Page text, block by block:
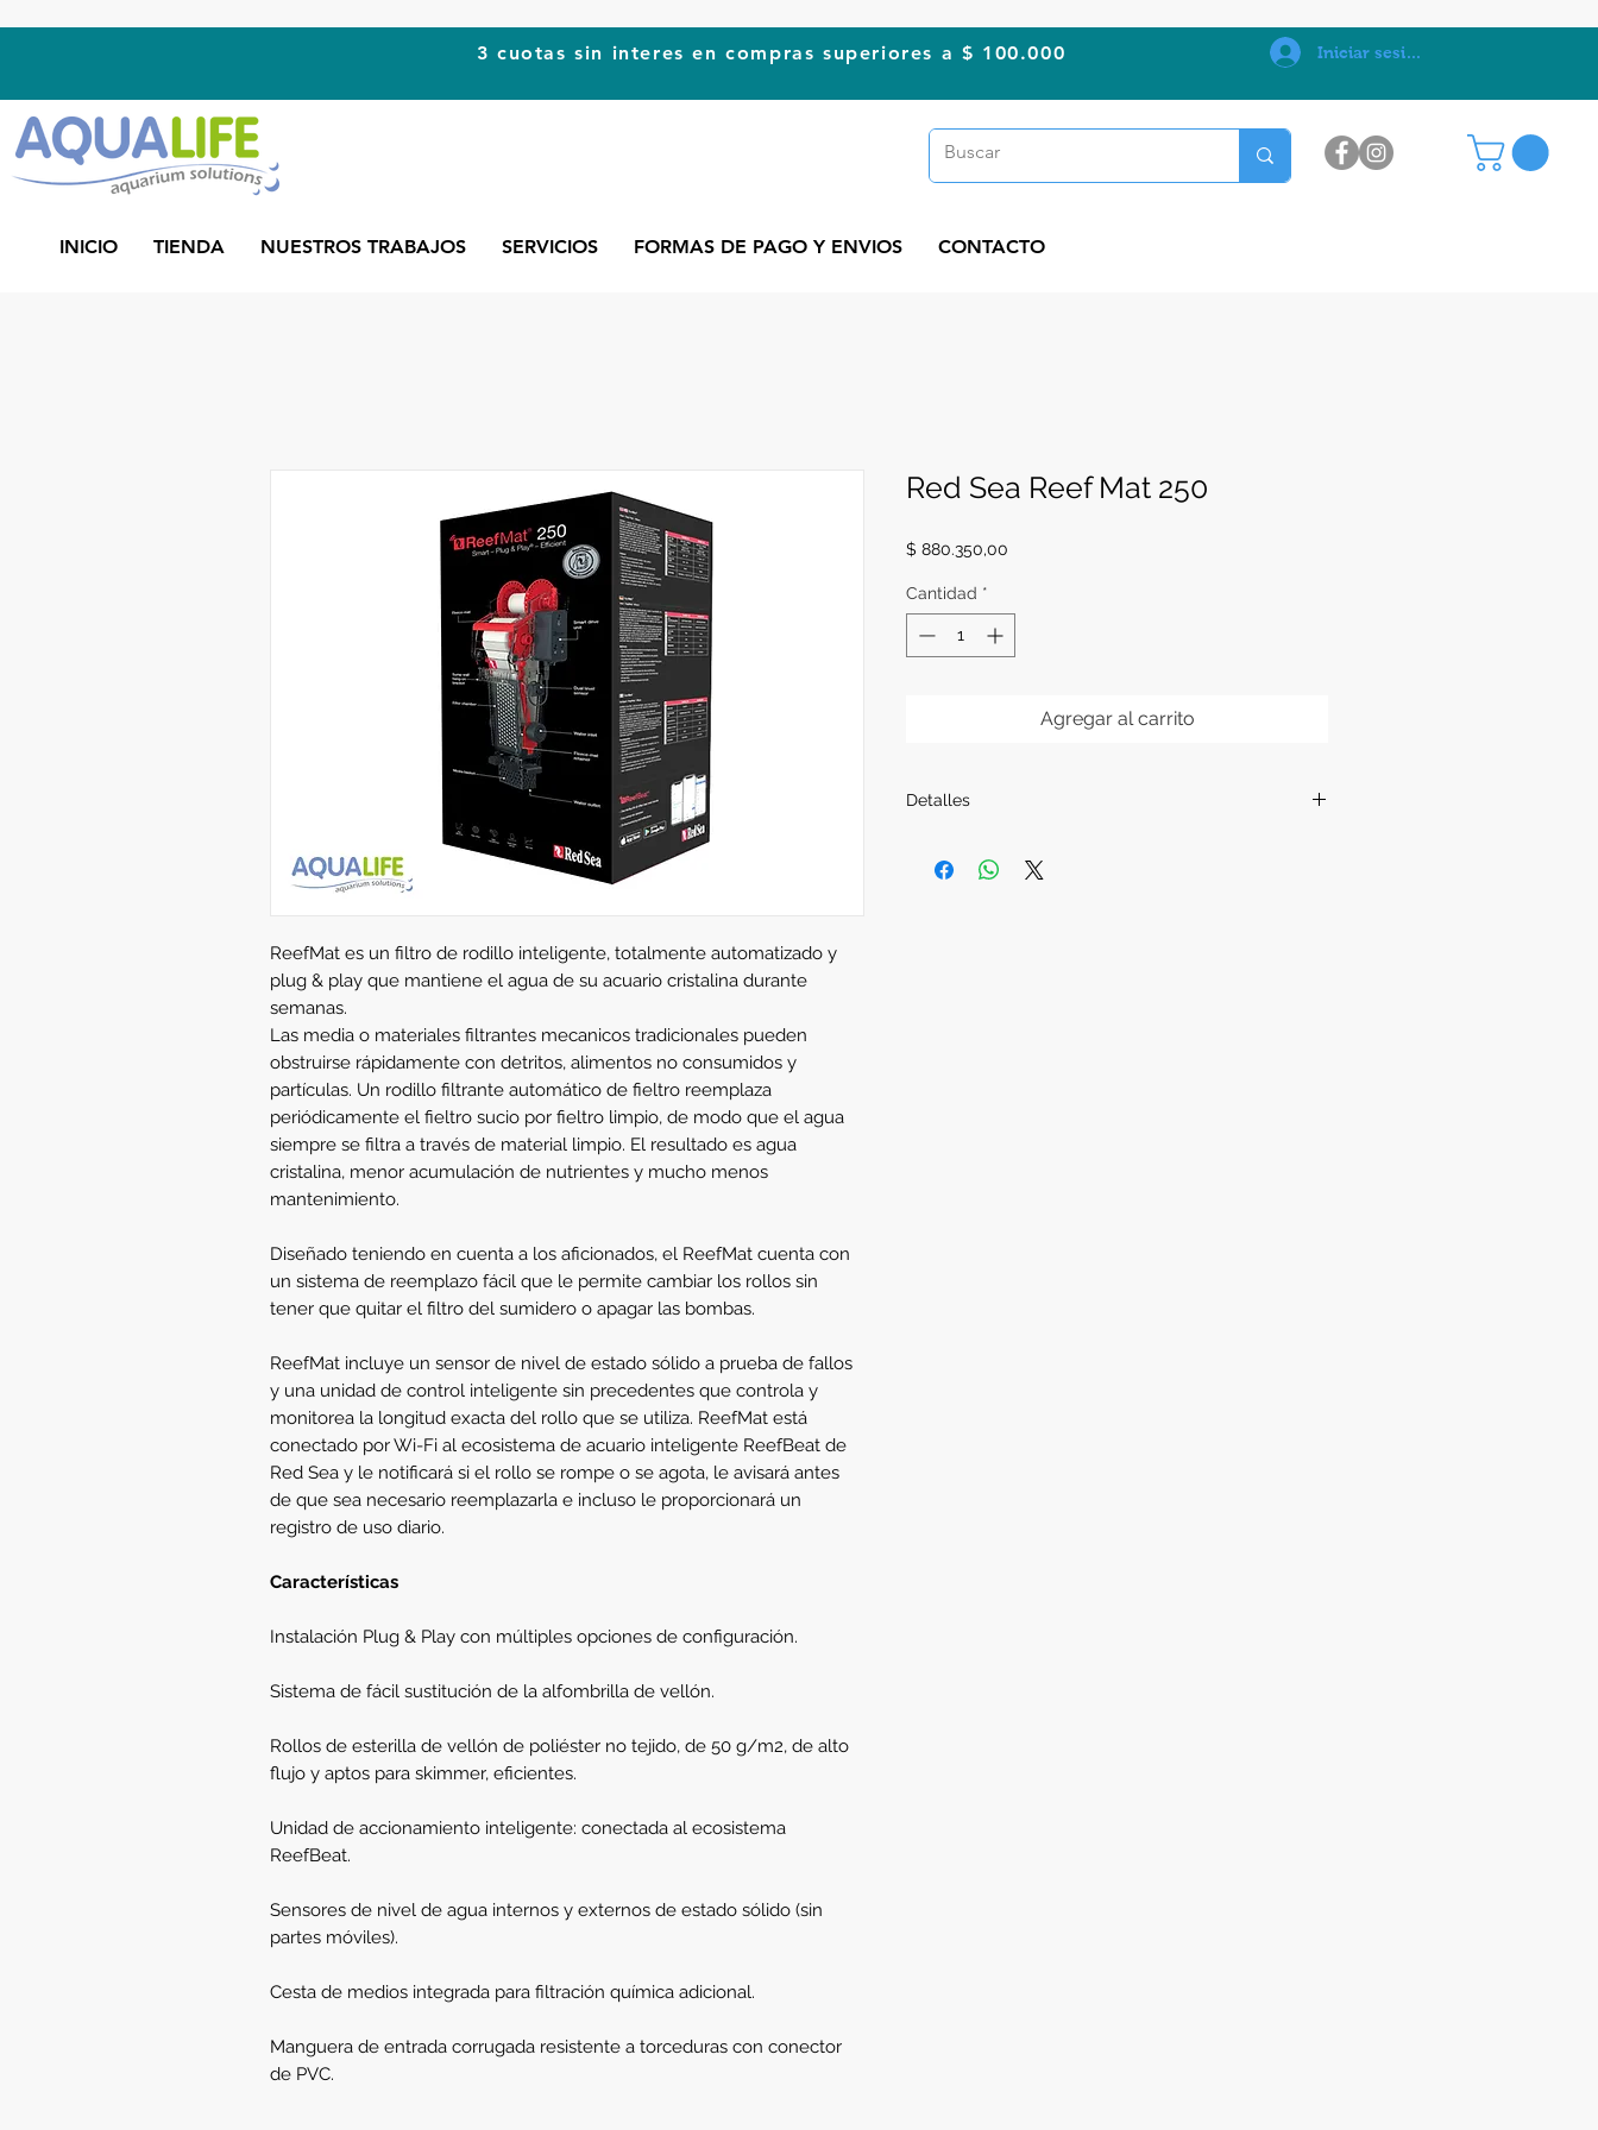
3 cuotas sin interes en compras superiores a $ 100.000 Iniciar sesión
INICIO TIENDA NUESTROS TRABAJOS SERVICIOS FORMAS DE PAGO Y ENVIOS CONTACTO
ReefMat es un filtro de rodillo inteligente, totalmente automatizado y
plug & play que mantiene el agua de su acuario cristalina durante
semanas.
Las media o materiales filtrantes mecanicos tradicionales pueden
obstruirse rápidamente con detritos, alimentos no consumidos y
partículas. Un rodillo filtrante automático de fieltro reemplaza
periódicamente el fieltro sucio por fieltro limpio, de modo que el agua
siempre se filtra a través de material limpio. El resultado es agua
cristalina, menor acumulación de nutrientes y mucho menos
mantenimiento.
Diseñado teniendo en cuenta a los aficionados, el ReefMat cuenta con
un sistema de reemplazo fácil que le permite cambiar los rollos sin
tener que quitar el filtro del sumidero o apagar las bombas.
ReefMat incluye un sensor de nivel de estado sólido a prueba de fallos
y una unidad de control inteligente sin precedentes que controla y
monitorea la longitud exacta del rollo que se utiliza. ReefMat está
conectado por Wi-Fi al ecosistema de acuario inteligente ReefBeat de
Red Sea y le notificará si el rollo se rompe o se agota, le avisará antes
de que sea necesario reemplazarla e incluso le proporcionará un
registro de uso diario.
Características
Instalación Plug & Play con múltiples opciones de configuración.
Sistema de fácil sustitución de la alfombrilla de vellón.
Rollos de esterilla de vellón de poliéster no tejido, de 50 g/m2, de alto
flujo y aptos para skimmer, eficientes.
Unidad de accionamiento inteligente: conectada al ecosistema
ReefBeat.
Sensores de nivel de agua internos y externos de estado sólido (sin
partes móviles).
Cesta de medios integrada para filtración química adicional.
Manguera de entrada corrugada resistente a torceduras con conector
de PVC.
Red Sea Reef Mat 250
$ 880.350,00
Cantidad *
Agregar al carrito
Detalles
Máx. Capacidad de flujo: 3.500 L/H